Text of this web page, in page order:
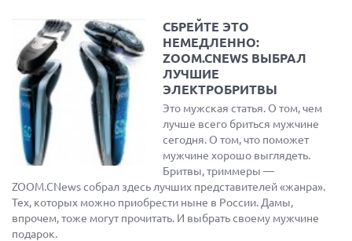
СБРЕЙТЕ ЭТО
НЕМЕДЛЕННО:
ZOOM.CNEWS ВЫБРАЛ
ЛУЧШИЕ
ЭЛЕКТРОБРИТВЫ
Это мужская статья. О том, чем
лучше всего бриться мужчине
сегодня. О том, что поможет
мужчине хорошо выглядеть.
Бритвы, триммеры —
ZOOM.CNews собрал здесь лучших представителей «жанра».
Тех, которых можно приобрести ныне в России. Дамы,
впрочем, тоже могут прочитать. И выбрать своему мужчине
подарок.